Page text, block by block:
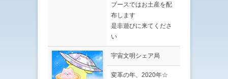
ブースではお土産を配
布します
是非遊びに来てくださ
い
宇宙文明シェア局
変革の年、2020年☆